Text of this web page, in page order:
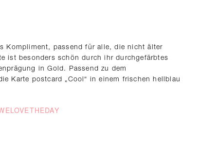
Kompliment, passend für alle, die nicht älter
ist besonders schön durch ihr durchgefärbtes
in Gold. Passend zu dem
Karte postcard „Cool“ in einem frischen hellblau